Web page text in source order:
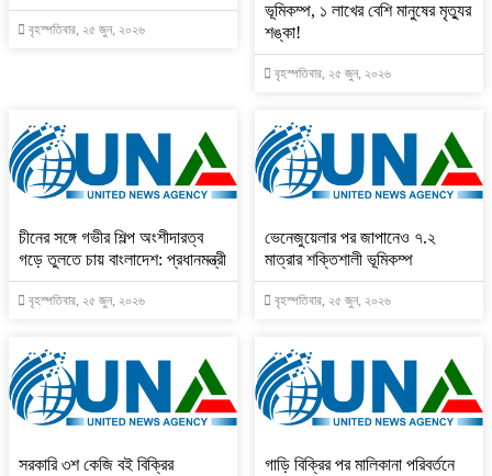
বৃহস্পতিবার, ২৫ জুন, ২০২৬
ভূমিকম্প, ১ লাখের বেশি মানুষের মৃত্যুর
শঙ্কা!
বৃহস্পতিবার, ২৫ জুন, ২০২৬
চীনের সঙ্গে গভীর শিল্প অংশীদারত্ব
গড়ে তুলতে চায় বাংলাদেশ: প্রধানমন্ত্রী
বৃহস্পতিবার, ২৫ জুন, ২০২৬
ভেনেজুয়েলার পর জাপানেও ৭.২
মাত্রার শক্তিশালী ভূমিকম্প
বৃহস্পতিবার, ২৫ জুন, ২০২৬
সরকারি ৩শ কেজি বই বিক্রির
গাড়ি বিক্রির পর মালিকানা পরিবর্তনে